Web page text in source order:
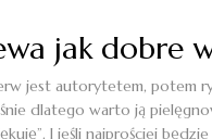
jak dobre
jest autorytetem, potem
dlatego warto ją
I jeśli najprościej